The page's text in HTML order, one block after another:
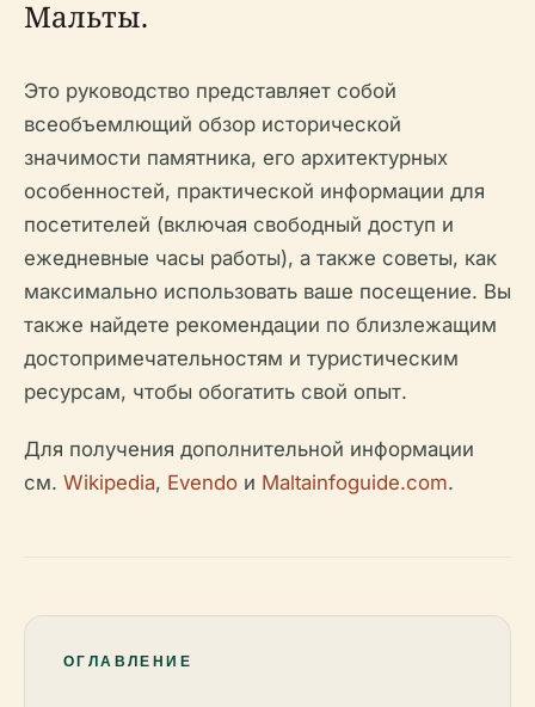
Мальты.
Это руководство представляет собой
всеобъемлющий обзор исторической
значимости памятника, его архитектурных
особенностей, практической информации для
посетителей (включая свободный доступ и
ежедневные часы работы), а также советы, как
максимально использовать ваше посещение. Вы
также найдете рекомендации по близлежащим
достопримечательностям и туристическим
ресурсам, чтобы обогатить свой опыт.
Для получения дополнительной информации
см. Wikipedia, Evendo и Maltainfoguide.com.
ОГЛАВЛЕНИЕ